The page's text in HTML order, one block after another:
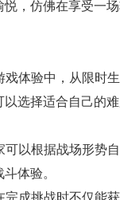
，仿佛在享受一
体验中，从限时生
选择适合自己的难
以根据战场形势
体验。
成挑战时不仅能